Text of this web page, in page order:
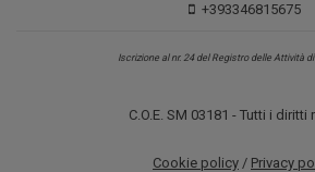
+393346815675
Iscrizione al nr. 24 del Registro delle Attività
C.O.E. SM 03181 - Tutti i diritti
Cookie policy / Privacy